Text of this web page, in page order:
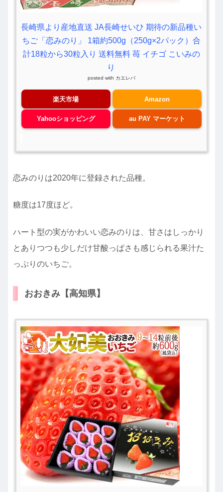
長崎県より産地直送 JA長崎せいひ 期待の新品種い
ちご「恋みのり」 1箱約500g（250g×2パック）合
計18粒から30粒入り 送料無料 苺 イチゴ こいみの
り
posted with カエレバ
楽天市場 Amazon
Yahooショッピング au PAY マーケット
恋みのりは2020年に登録された品種。
糖度は17度ほど。
ハート型の実がかわいい恋みのりは、甘さはしっかり
とありつつも少しだけ甘酸っぱさも感じられる果汁た
っぷりのいちご。
おおきみ【高知県】